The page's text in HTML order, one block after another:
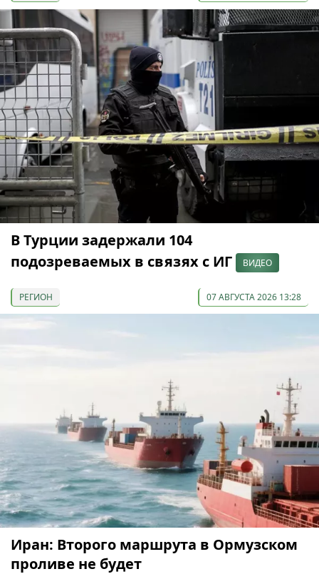
В Турции задержали 104
подозреваемых в связях с ИГ
ВИДЕО
РЕГИОН 07 АВГУСТА 2026 13:28
Иран: Второго маршрута в Ормузском
проливе не будет